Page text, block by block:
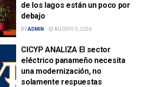
de los lagos están un poco por
debajo
BYADMIN AGOSTO 5, 2026
CICYP ANALIZA El sector
eléctrico panameño necesita
una modernización, no
solamente respuestas